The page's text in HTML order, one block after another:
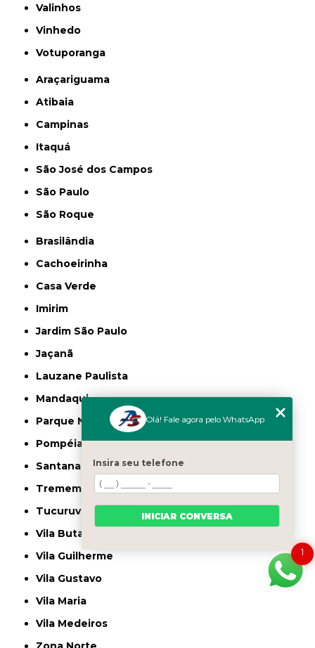
Valinhos
Vinhedo
Votuporanga
Araçariguama
Atibaia
Campinas
Itaquá
São José dos Campos
São Paulo
São Roque
Brasilândia
Cachoeirinha
Casa Verde
Imirim
Jardim São Paulo
Jaçanã
Lauzane Paulista
Mandaqui
Parque Novo Mundo
Pompéia
Santana
Tremembé
Tucuruvi
Vila Butantã
Vila Guilherme
Vila Gustavo
Vila Maria
Vila Medeiros
1
Olá! Fale agora pelo WhatsApp
Insira seu telefone
INICIAR CONVERSA